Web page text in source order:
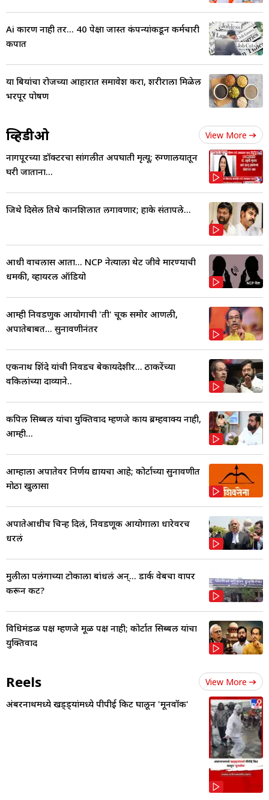
Ai कारण नाही तर... 40 पेक्षा जास्त कंपन्यांकडून कर्मचारी
कपात
या बियांचा रोजच्या आहारात समावेश करा, शरीराला मिळेल
भरपूर पोषण
व्हिडीओ View More
नागपूरच्या डॉक्टरचा सांगलीत अपघाती मृत्यू; रुग्णालयातून
घरी जाताना...
जिथे दिसेल तिथे कानशिलात लगावणार; हाके संतापले...
आधी वाचलास आता... NCP नेत्याला थेट जीवे मारण्याची
धमकी, व्हायरल ऑडियो
आम्ही निवडणुक आयोगाची 'ती' चूक समोर आणली,
अपात्रतेबाबत... सुनावणीनंतर
एकनाथ शिंदे यांची निवडच बेकायदेशीर... ठाकरेंच्या
वकिलांच्या दाव्याने..
कपिल सिब्बल यांचा युक्तिवाद म्हणजे काय ब्रम्हवाक्य नाही,
आम्ही...
आम्हाला अपात्रतेवर निर्णय द्यायचा आहे; कोर्टाच्या सुनावणीत
मोठा खुलासा
अपात्रतेआधीच चिन्ह दिलं, निवडणूक आयोगाला धारेवरच
धरलं
मुलीला पलंगाच्या टोकाला बांधलं अन्... डार्क वेबचा वापर
करून कट?
विधिमंडळ पक्ष म्हणजे मूळ पक्ष नाही; कोर्टात सिब्बल यांचा
युक्तिवाद
Reels View More
अंबरनाथमध्ये खड्ड्यांमध्ये पीपीई किट घालून 'मूनवॉक'